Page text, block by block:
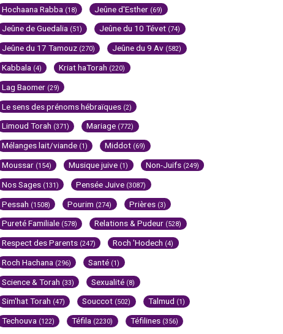
Hochaana Rabba (18) Jeûne d'Esther (69)
Jeûne de Guedalia (51) Jeûne du 10 Tévet (74)
Jeûne du 17 Tamouz (270) Jeûne du 9 Av (582)
Kabbala (4) Kriat haTorah (220)
Lag Baomer (29)
Le sens des prénoms hébraïques (2)
Limoud Torah (371) Mariage (772)
Mélanges lait/viande (1) Middot (69)
Moussar (154) Musique juive (1) Non-Juifs (249)
Nos Sages (131) Pensée Juive (3087)
Pessah (1508) Pourim (274) Prières (3)
Pureté Familiale (578) Relations & Pudeur (528)
Respect des Parents (247) Roch 'Hodech (4)
Roch Hachana (296) Santé (1)
Science & Torah (33) Sexualité (8)
Sim'hat Torah (47) Souccot (502) Talmud (1)
Techouva (122) Téfila (2230) Téfilines (356)